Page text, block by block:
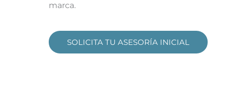
marca.
SOLICITA TU ASESORÍA INICIAL